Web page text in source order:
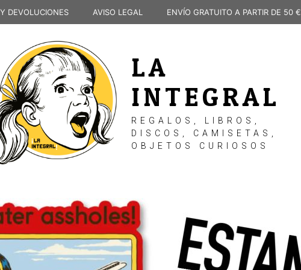
DEVOLUCIONES AVISO LEGAL ENVÍO GRATUITO A PARTIR DE 50 €
LA
INTEGRAL
REGALOS, LIBROS,
DISCOS, CAMISETAS,
OBJETOS CURIOSOS